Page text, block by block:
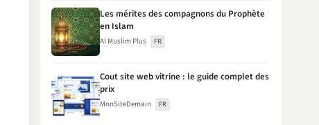
Les mérites des compagnons du Prophète
en Islam
Al Muslim Plus FR
Cout site web vitrine : le guide complet des
prix
MonSiteDemain FR